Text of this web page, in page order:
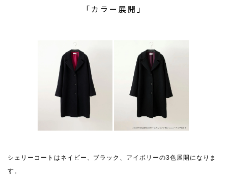
「カラー展開」
シェリーコートはネイビー、ブラック、アイボリーの3色展開になりま
す。